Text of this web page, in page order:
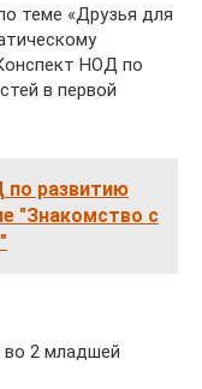
теме «Друзья для
НОД по
в первой
по развитию
"Знакомство с
во 2 младшей